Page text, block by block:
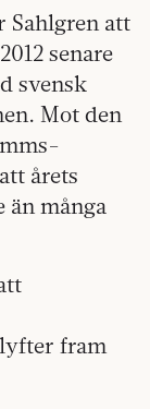
Sahlgren att
senare
svensk
Mot den
årets
många
fram